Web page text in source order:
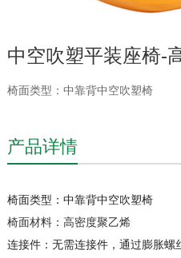
中空吹塑平装座椅-
椅面类型：中靠背中空吹塑椅
产品详情
椅面类型：中靠背中空吹塑椅
椅面材料：高密度聚乙烯
连接件：无需连接件，通过膨胀